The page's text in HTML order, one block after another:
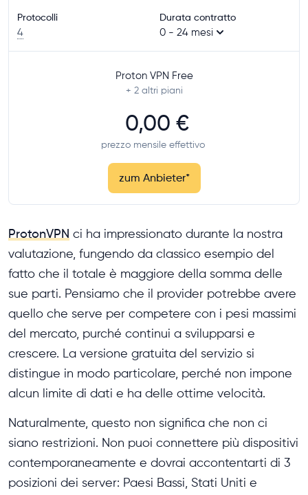
Protocolli
4
Durata contratto
0 - 24 mesi
Proton VPN Free
+ 2 altri piani
0,00 €
prezzo mensile effettivo
zum Anbieter*
ProtonVPN ci ha impressionato durante la nostra
valutazione, fungendo da classico esempio del
fatto che il totale è maggiore della somma delle
sue parti. Pensiamo che il provider potrebbe avere
quello che serve per competere con i pesi massimi
del mercato, purché continui a svilupparsi e
crescere. La versione gratuita del servizio si
distingue in modo particolare, perché non impone
alcun limite di dati e ha delle ottime velocità.
Naturalmente, questo non significa che non ci
siano restrizioni. Non puoi connettere più dispositivi
contemporaneamente e dovrai accontentarti di 3
posizioni dei server: Paesi Bassi, Stati Uniti e